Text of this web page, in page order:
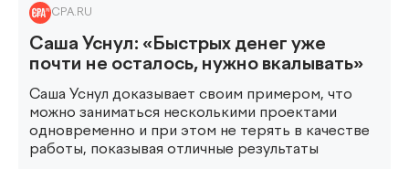
CPA.RU
Саша Уснул: «Быстрых денег уже
почти не осталось, нужно вкалывать»
Саша Уснул доказывает своим примером, что
можно заниматься несколькими проектами
одновременно и при этом не терять в качестве
работы, показывая отличные результаты